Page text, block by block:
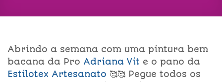
Abrindo a semana com uma pintura bem
bacana da Pro Adriana Vit e o pano da
Estilotex Artesanato 🥰🥰 Pegue todos os